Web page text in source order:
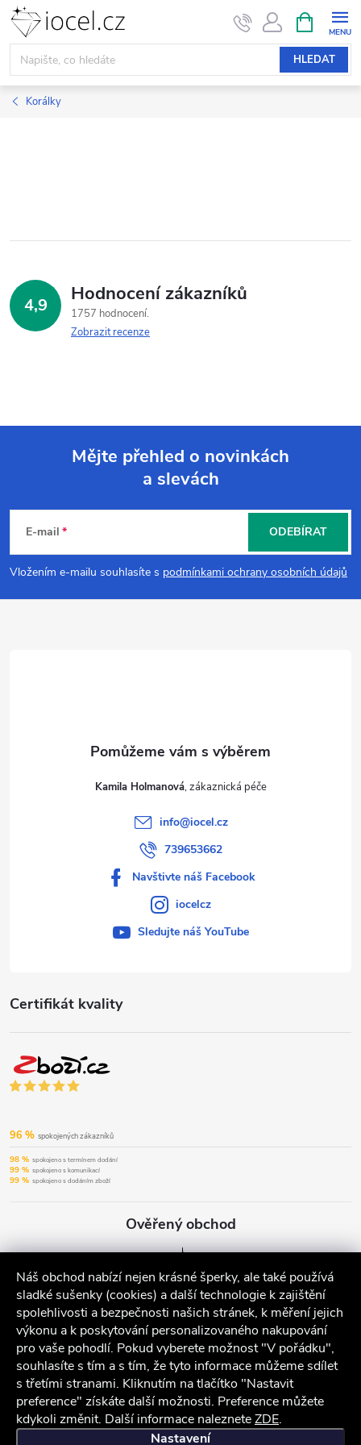
Náš obchod nabízí nejen krásné šperky, ale také používá
sladké sušenky (cookies) a další technologie k zajištění
spolehlivosti a bezpečnosti našich stránek, k měření jejich
výkonu a k poskytování personalizovaného nakupování
pro vaše pohodlí. Pokud vyberete možnost "V pořádku",
souhlasíte s tím a s tím, že tyto informace můžeme sdílet
s třetími stranami. Kliknutím na tlačítko "Nastavit
preference" získáte další možnosti. Preference můžete
kdykoli změnit. Další informace nalezneteZDE.
Nastavení
Přejít
obsah
HLEDAT
NÁKUPNÍ
KOŠÍK
Korálky
4,9 Hodnocení zákazníků
1757 hodnocení
Zobrazit recenze
p
a
Mějte přehled o novinkách
a slevách
E-mail
Vložením e-mailu souhlasíte s podmínkami ochrany osobních údajů
ODEBÍRAT
Certifikát kvality
96 % spokojených zákazníků
98 % spokojeno s termínem dodání
99 % spokojeno s komunikací
99 % spokojeno s dodáním zboží
Ověřený obchod
Kamila Holmanová
info@iocel.cz
739653662
Navštivte náš Facebook
iocelcz
Sledujte náš YouTube
iocel.cz Obchodní podmínky Ochrana osobních údajů